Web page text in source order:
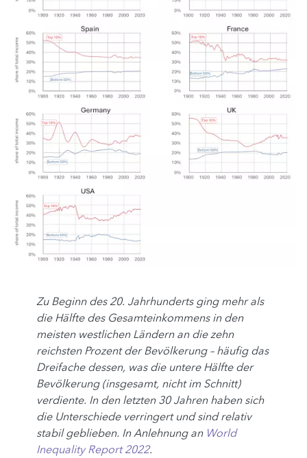
Zu Beginn des 20. Jahrhunderts ging mehr als
die Hälfte des Gesamteinkommens in den
meisten westlichen Ländern an die zehn
reichsten Prozent der Bevölkerung – häufig das
Dreifache dessen, was die untere Hälfte der
Bevölkerung (insgesamt, nicht im Schnitt)
verdiente. In den letzten 30 Jahren haben sich
die Unterschiede verringert und sind relativ
stabil geblieben. In Anlehnung an World
Inequality Report 2022.